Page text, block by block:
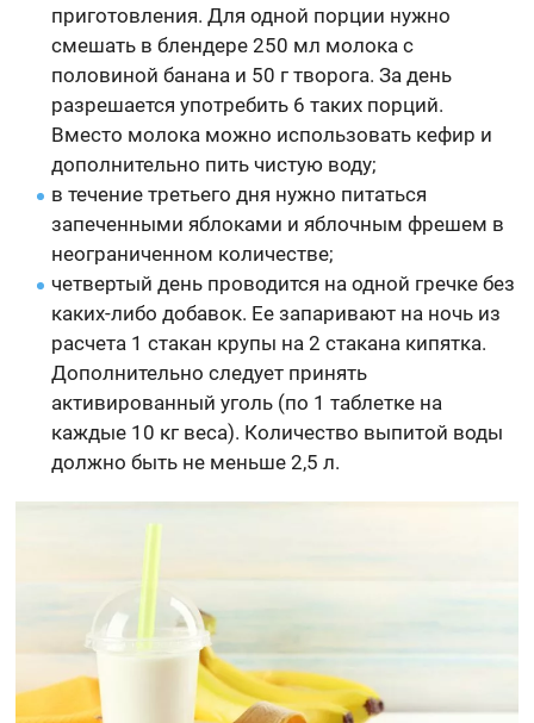
приготовления. Для одной порции нужно
смешать в блендере 250 мл молока с
половиной банана и 50 г творога. За день
разрешается употребить 6 таких порций.
Вместо молока можно использовать кефир и
дополнительно пить чистую воду;
в течение третьего дня нужно питаться
запеченными яблоками и яблочным фрешем в
неограниченном количестве;
четвертый день проводится на одной гречке без
каких-либо добавок. Ее запаривают на ночь из
расчета 1 стакан крупы на 2 стакана кипятка.
Дополнительно следует принять
активированный уголь (по 1 таблетке на
каждые 10 кг веса). Количество выпитой воды
должно быть не меньше 2,5 л.